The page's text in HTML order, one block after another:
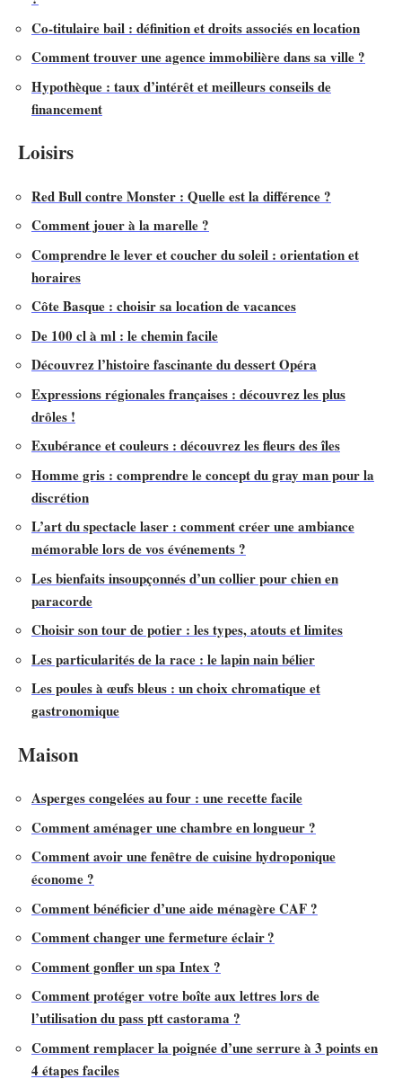
Co-titulaire bail : définition et droits associés en location
Comment trouver une agence immobilière dans sa ville ?
Hypothèque : taux d’intérêt et meilleurs conseils de
financement
Loisirs
Red Bull contre Monster : Quelle est la différence ?
Comment jouer à la marelle ?
Comprendre le lever et coucher du soleil : orientation et
horaires
Côte Basque : choisir sa location de vacances
De 100 cl à ml : le chemin facile
Découvrez l’histoire fascinante du dessert Opéra
Expressions régionales françaises : découvrez les plus
drôles !
Exubérance et couleurs : découvrez les fleurs des îles
Homme gris : comprendre le concept du gray man pour la
discrétion
L’art du spectacle laser : comment créer une ambiance
mémorable lors de vos événements ?
Les bienfaits insoupçonnés d’un collier pour chien en
paracorde
Choisir son tour de potier : les types, atouts et limites
Les particularités de la race : le lapin nain bélier
Les poules à œufs bleus : un choix chromatique et
gastronomique
Maison
Asperges congelées au four : une recette facile
Comment aménager une chambre en longueur ?
Comment avoir une fenêtre de cuisine hydroponique
économe ?
Comment bénéficier d’une aide ménagère CAF ?
Comment changer une fermeture éclair ?
Comment gonfler un spa Intex ?
Comment protéger votre boîte aux lettres lors de
l’utilisation du pass ptt castorama ?
Comment remplacer la poignée d’une serrure à 3 points en
4 étapes faciles